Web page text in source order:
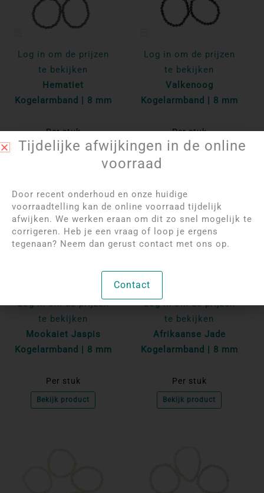
Log in om de prijzen
te bekijken
Hematiet
Kogelarmband | 8 mm
Per stuk
Bekijk product
Log in om de prijzen
te bekijken
Valkenoog
Kogelarmband | 8 mm
Per stuk
Bekijk product
Log in om de prijzen
te bekijken
Mookaiet Jaspis
Kogelarmband | 8 mm
Per stuk
Bekijk product
Log in om de prijzen
te bekijken
Afrikaanse Jade
Kogelarmband | 8 mm
Per stuk
Bekijk product
Tijdelijke afwijkingen in de online
voorraad
Door recent onderhoud en onze huidige
voorraadtelling kan de online voorraad tijdelijk
afwijken. We werken eraan om dit zo snel mogelijk te
corrigeren. Heb je een vraag of loop je ergens
tegenaan? Neem dan gerust contact met ons op.
Contact